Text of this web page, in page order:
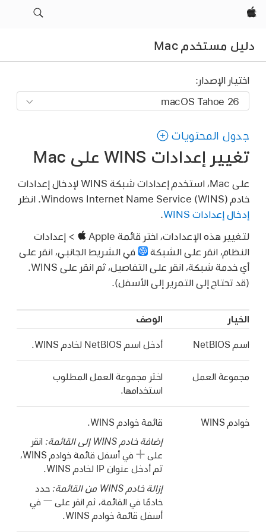
Apple‏
دليل مستخدم Mac
اختيار الإصدار:
جدول المحتويات
تغيير إعدادات WINS على Mac
على Mac، استخدم إعدادات شبكة WINS لإدخال إعدادات
خادم Windows Internet Name Service (WINS). انظر
إدخال إعدادات WINS
لتغيير هذه الإعدادات، اختر قائمة Apple
> إعدادات
النظام، انقر على الشبكة
في الشريط الجانبي، انقر على
أي خدمة شبكة، انقر على التفاصيل، ثم انقر على WINS.
(قد تحتاج إلى التمرير إلى الأسفل).
الخيار الوصف
اسم NetBIOS أدخل اسم NetBIOS لخادم WINS.
مجموعة العمل
اختر مجموعة العمل المطلوب
استخدامها.
خوادم WINS قائمة خوادم WINS.
إضافة خادم WINS إلى القائمة:
انقر
على
في أسفل قائمة خوادم WINS،
ثم أدخل عنوان IP لخادم WINS.
إزالة خادم WINS من القائمة:
حدد
خادمًا في القائمة، ثم انقر على
في
أسفل قائمة خوادم WINS.